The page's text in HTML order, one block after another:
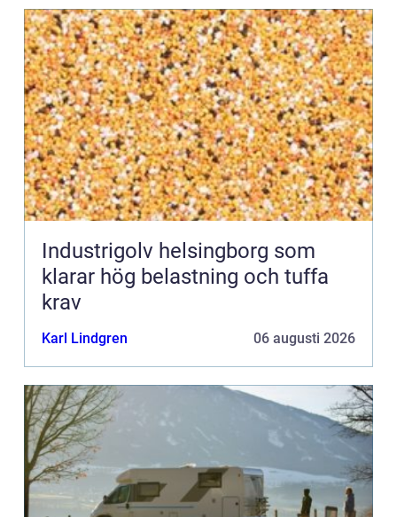
Industrigolv helsingborg som
klarar hög belastning och tuffa
krav
Karl Lindgren 06 augusti 2026